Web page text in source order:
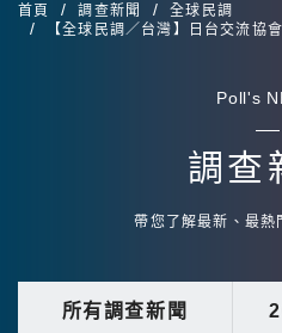
首頁 調查新聞
全球民調
【全球民調／台灣】日台交流協
Poll's
調查
帶您了解最新、最熱
所有調查新聞